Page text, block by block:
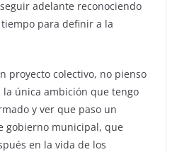
adelante reconociendo
para definir a la
proyecto colectivo, no pienso
única ambición que tengo
y ver que paso un
gobierno municipal, que
en la vida de los